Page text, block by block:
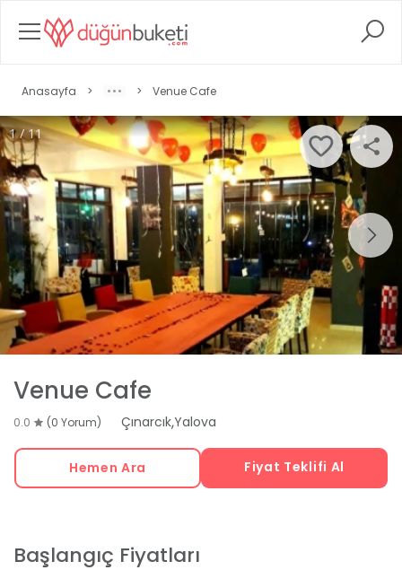
Anasayfa > > Venue Cafe
1 / 11
Venue Cafe
0.0 (0 Yorum) Çınarcık,Yalova
Hemen Ara Fiyat Teklifi Al
Başlangıç Fiyatları